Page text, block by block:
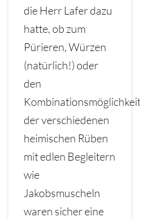
die Herr Lafer dazu
hatte, ob zum
Pürieren, Würzen
(natürlich!) oder
den
Kombinationsmöglichkeiten
der verschiedenen
heimischen Rüben
mit edlen Begleitern
wie
Jakobsmuscheln
waren sicher eine